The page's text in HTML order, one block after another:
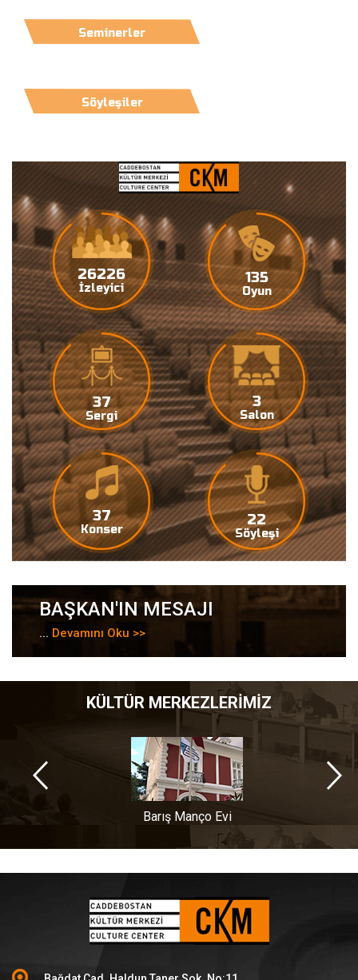
Seminerler
Söyleşiler
27000
İzleyici
138
Oyun
38
Sergi
3
Salon
38
Konser
22
Söyleşi
BAŞKAN'IN MESAJI
... Devamını Oku >>
KÜLTÜR MERKEZLERİMİZ
Barış Manço Evi